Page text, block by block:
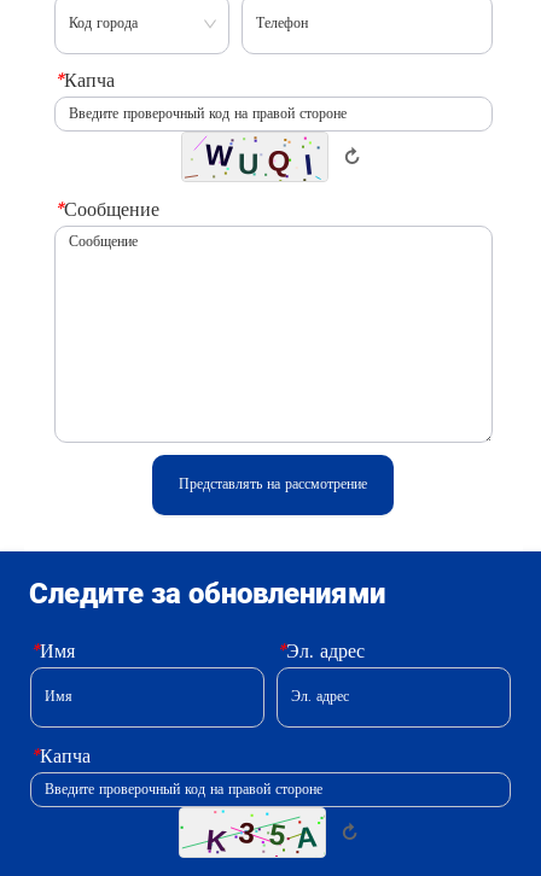
*Капча
↻
*Сообщение
Представлять на рассмотрение
Следите за обновлениями
*Имя *Эл. адрес
*Капча
↻